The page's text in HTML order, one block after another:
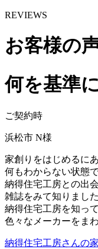
REVIEWS
お客様の
何を基準
ご契約時
浜松市 N様
家創りをはじめるに
何もわからない状態
納得住宅工房との出
雑誌をみて知りました
納得住宅工房を知っ
色々なメーカーをま
納得住宅工房さんの